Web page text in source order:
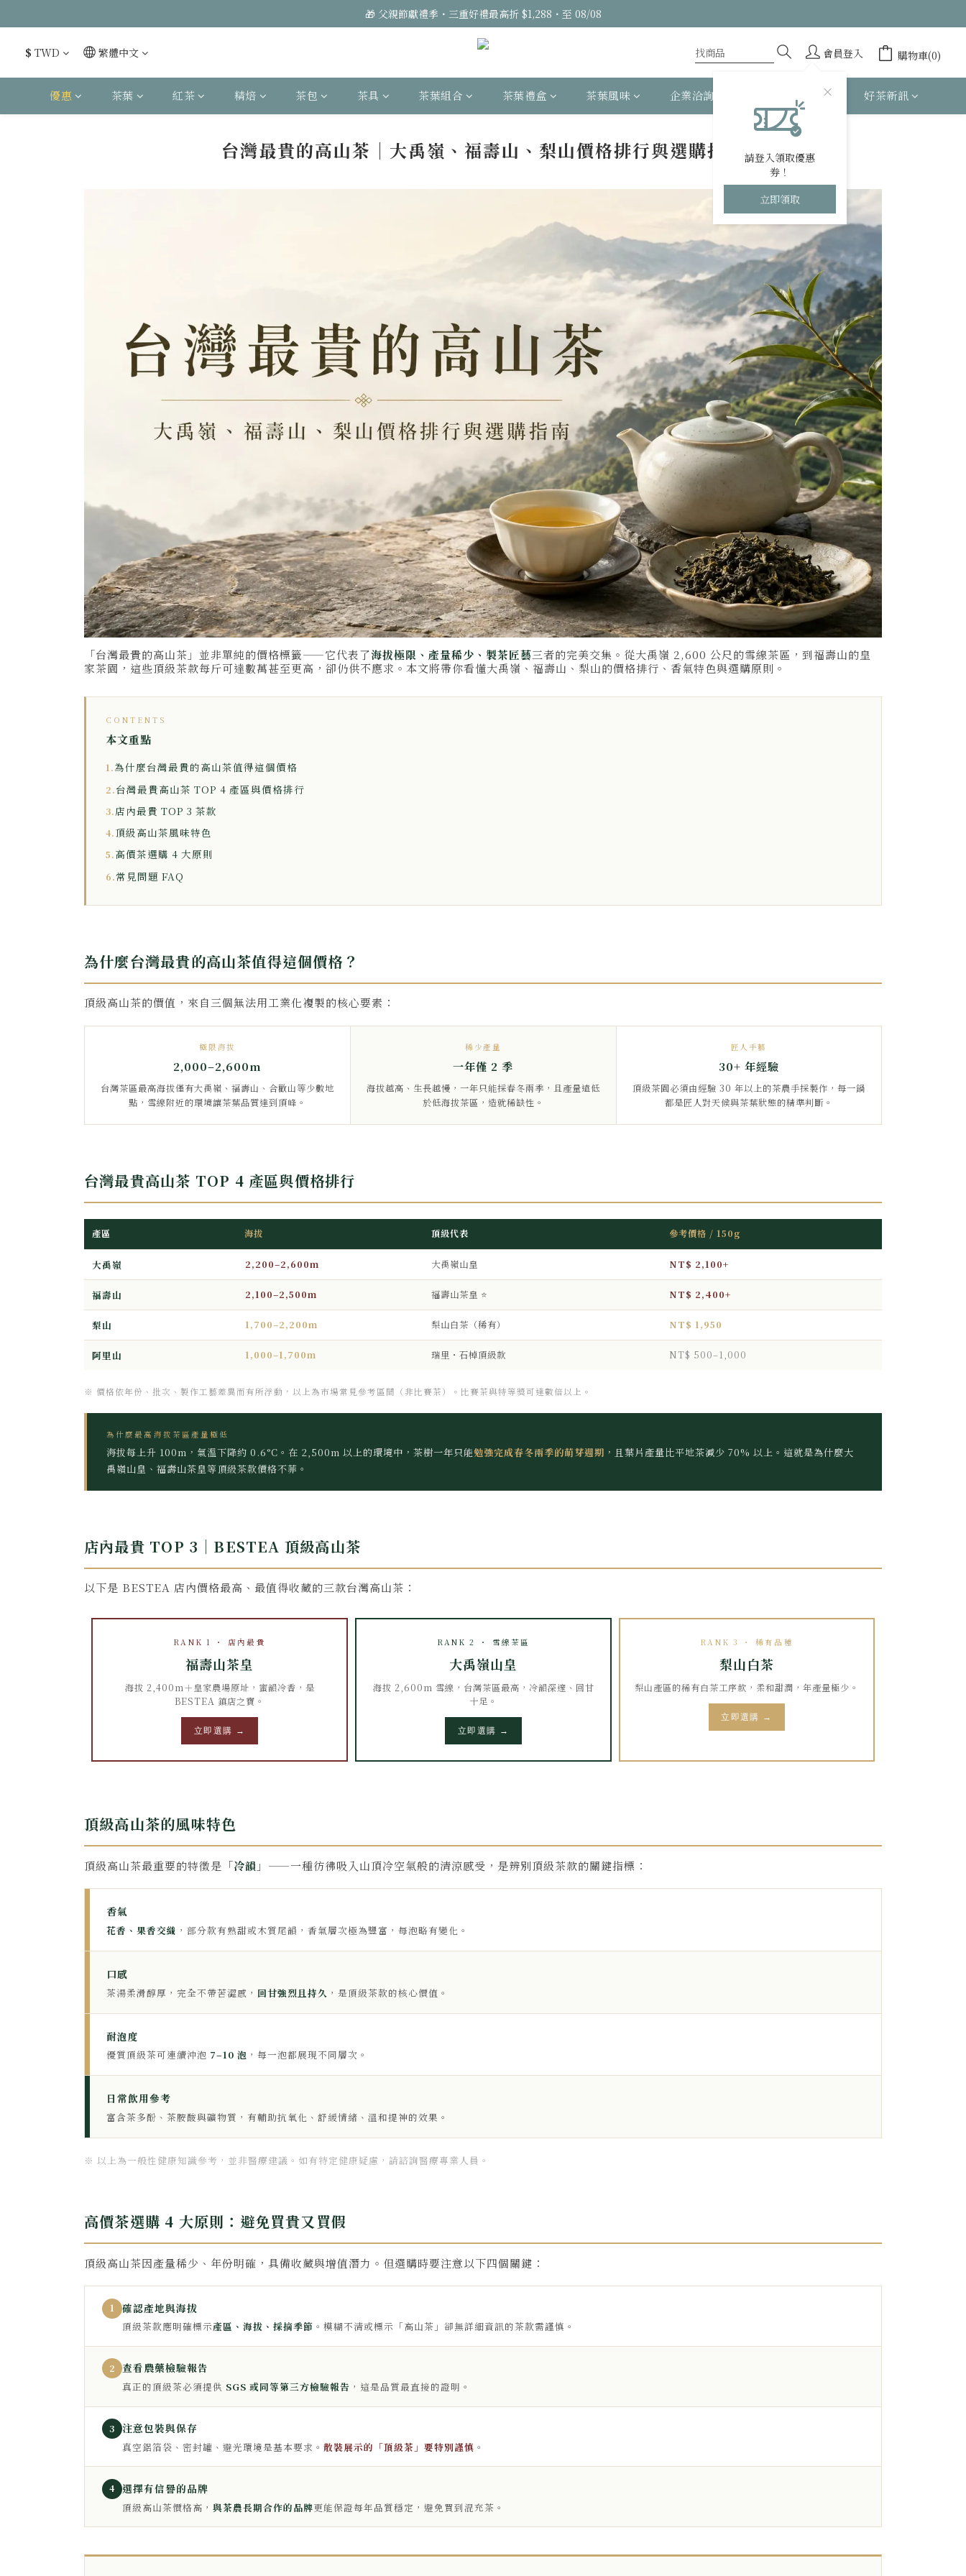
🎁 父親節獻禮季・三重好禮最高折 $1,288・至 08/08
$ TWD 繁體中文 會員登入
請登入領取優惠
券！
立即領取
購物車(0)
優惠 茶葉 紅茶 精焙 茶包 茶具 茶葉組合 茶葉禮盒 茶葉風味 企業洽詢 關於 BESTEA 好茶新訊
台灣最貴的高山茶｜大禹嶺、福壽山、梨山價格排行與選購指南
「台灣最貴的高山茶」並非單純的價格標籤——它代表了海拔極限、產量稀少、製茶匠藝三者的完美交集。從大禹嶺 2,600 公尺的雪線茶區，到福壽山的皇
家茶園，這些頂級茶款每斤可達數萬甚至更高，卻仍供不應求。本文將帶你看懂大禹嶺、福壽山、梨山的價格排行、香氣特色與選購原則。
CONTENTS
本文重點
1.為什麼台灣最貴的高山茶值得這個價格
2.台灣最貴高山茶 TOP 4 產區與價格排行
3.店內最貴 TOP 3 茶款
4.頂級高山茶風味特色
5.高價茶選購 4 大原則
6.常見問題 FAQ
為什麼台灣最貴的高山茶值得這個價格？
頂級高山茶的價值，來自三個無法用工業化複製的核心要素：
極限海拔
2,000–2,600m
台灣茶區最高海拔僅有大禹嶺、福壽山、合歡山等少數地
點，雪線附近的環境讓茶葉品質達到頂峰。
稀少產量
一年僅 2 季
海拔越高、生長越慢，一年只能採春冬兩季，且產量遠低
於低海拔茶區，造就稀缺性。
匠人手藝
30+ 年經驗
頂級茶園必須由經驗 30 年以上的茶農手採製作，每一鍋
都是匠人對天候與茶葉狀態的精準判斷。
台灣最貴高山茶 TOP 4 產區與價格排行
產區 海拔 頂級代表 參考價格 / 150g
大禹嶺 2,200–2,600m 大禹嶺山皇 NT$ 2,100+
福壽山 2,100–2,500m 福壽山茶皇 ⭐ NT$ 2,400+
梨山 1,700–2,200m 梨山白茶（稀有） NT$ 1,950
阿里山 1,000–1,700m 瑞里・石棹頂級款 NT$ 500–1,000
※ 價格依年份、批次、製作工藝差異而有所浮動，以上為市場常見參考區間（非比賽茶）。比賽茶與特等獎可達數倍以上。
為什麼最高海拔茶區產量極低
海拔每上升 100m，氣溫下降約 0.6°C。在 2,500m 以上的環境中，茶樹一年只能勉強完成春冬兩季的萌芽週期 ，且葉片產量比平地茶減少 70% 以上。這就是為什麼大
禹嶺山皇、福壽山茶皇等頂級茶款價格不菲。
店內最貴 TOP 3｜BESTEA 頂級高山茶
以下是 BESTEA 店內價格最高、最值得收藏的三款台灣高山茶：
RANK 1 ・ 店內最貴
福壽山茶皇
海拔 2,400m＋皇家農場原址，蜜韻冷香，是
BESTEA 鎮店之寶。
立即選購 →
RANK 2 ・ 雪線茶區
大禹嶺山皇
海拔 2,600m 雪線，台灣茶區最高，冷韻深邃、回甘
十足。
立即選購 →
RANK 3 ・ 稀有品種
梨山白茶
梨山產區的稀有白茶工序款，柔和甜潤，年產量極少。
立即選購 →
頂級高山茶的風味特色
頂級高山茶最重要的特徵是「冷韻 」——一種彷彿吸入山頂冷空氣般的清涼感受，是辨別頂級茶款的關鍵指標：
香氣
花香、果香交織 ，部分款有熟甜或木質尾韻，香氣層次極為豐富，每泡略有變化。
口感
茶湯柔滑醇厚，完全不帶苦澀感， 回甘強烈且持久 ，是頂級茶款的核心價值。
耐泡度
優質頂級茶可連續沖泡 7–10 泡 ，每一泡都展現不同層次。
日常飲用參考
富含茶多酚、茶胺酸與礦物質，有輔助抗氧化、舒緩情緒、溫和提神的效果。
※ 以上為一般性健康知識參考，並非醫療建議。如有特定健康疑慮，請諮詢醫療專業人員。
高價茶選購 4 大原則：避免買貴又買假
頂級高山茶因產量稀少、年份明確，具備收藏與增值潛力。但選購時要注意以下四個關鍵：
1 確認產地與海拔
頂級茶款應明確標示產區、海拔、採摘季節 。模糊不清或標示「高山茶」卻無詳細資訊的茶款需謹慎。
2 查看農藥檢驗報告
真正的頂級茶必須提供 SGS 或同等第三方檢驗報告 ，這是品質最直接的證明。
3 注意包裝與保存
真空鋁箔袋、密封罐、避光環境是基本要求。 散裝展示的「頂級茶」要特別謹慎 。
4 選擇有信譽的品牌
頂級高山茶價格高， 與茶農長期合作的品牌更能保證每年品質穩定，避免買到混充茶。